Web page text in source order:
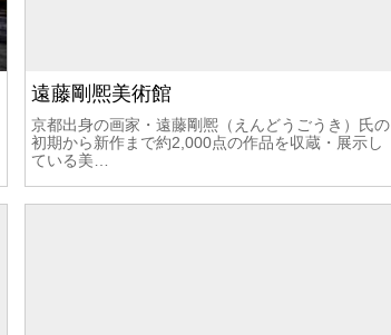
遠藤剛熈美術館
京都出身の画家・遠藤剛熈（えんどうごうき）氏の
初期から新作まで約2,000点の作品を収蔵・展示し
ている美…